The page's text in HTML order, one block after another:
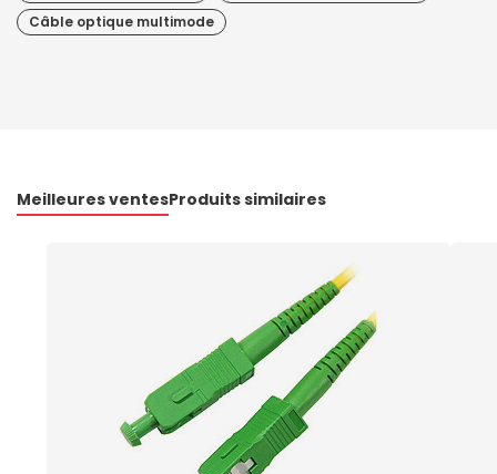
Câble optique multimode
Meilleures ventesProduits similaires